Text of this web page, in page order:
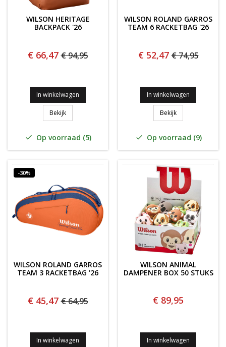
WILSON HERITAGE
BACKPACK '26
€ 66,47 € 94,95
In winkelwagen
BekijkWilson Heritage Backpack '26
 Op voorraad (5)
WILSON ROLAND GARROS
TEAM 6 RACKETBAG '26
€ 52,47 € 74,95
In winkelwagen
BekijkWilson Roland
 Op voorraad (9)
-30%
WILSON ROLAND GARROS
TEAM 3 RACKETBAG '26
€ 45,47 € 64,95
In winkelwagen
WILSON ANIMAL
DAMPENER BOX 50 STUKS
€ 89,95
In winkelwagen